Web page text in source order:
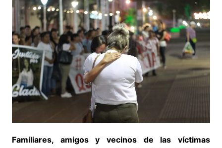
Familiares, amigos y vecinos de las víctimas